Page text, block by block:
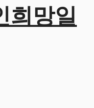
희망일